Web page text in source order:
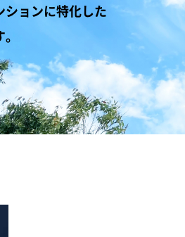
ョンに特化した